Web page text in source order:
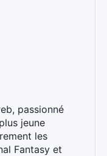
passionné
jeune
les
Fantasy et